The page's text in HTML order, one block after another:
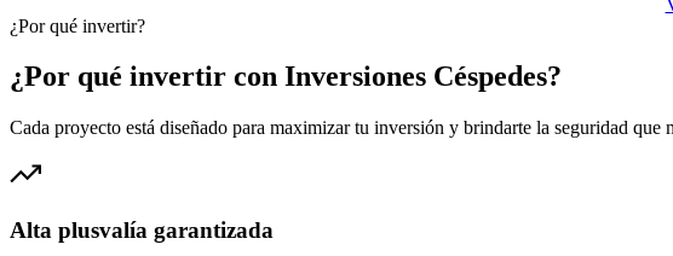
¿Por qué invertir?
¿Por qué invertir con Inversiones Céspedes?
Cada proyecto está diseñado para maximizar tu inversión y brindarte la seguridad que
Alta plusvalía garantizada